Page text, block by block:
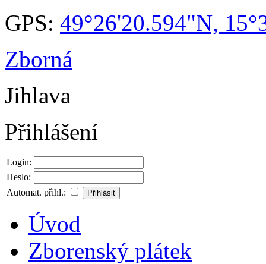
GPS: 49°26'20.594"N,
Zborná
Jihlava
Přihlášení
Login:
Heslo:
Automat. přihl.:
Úvod
Zborenský plátek